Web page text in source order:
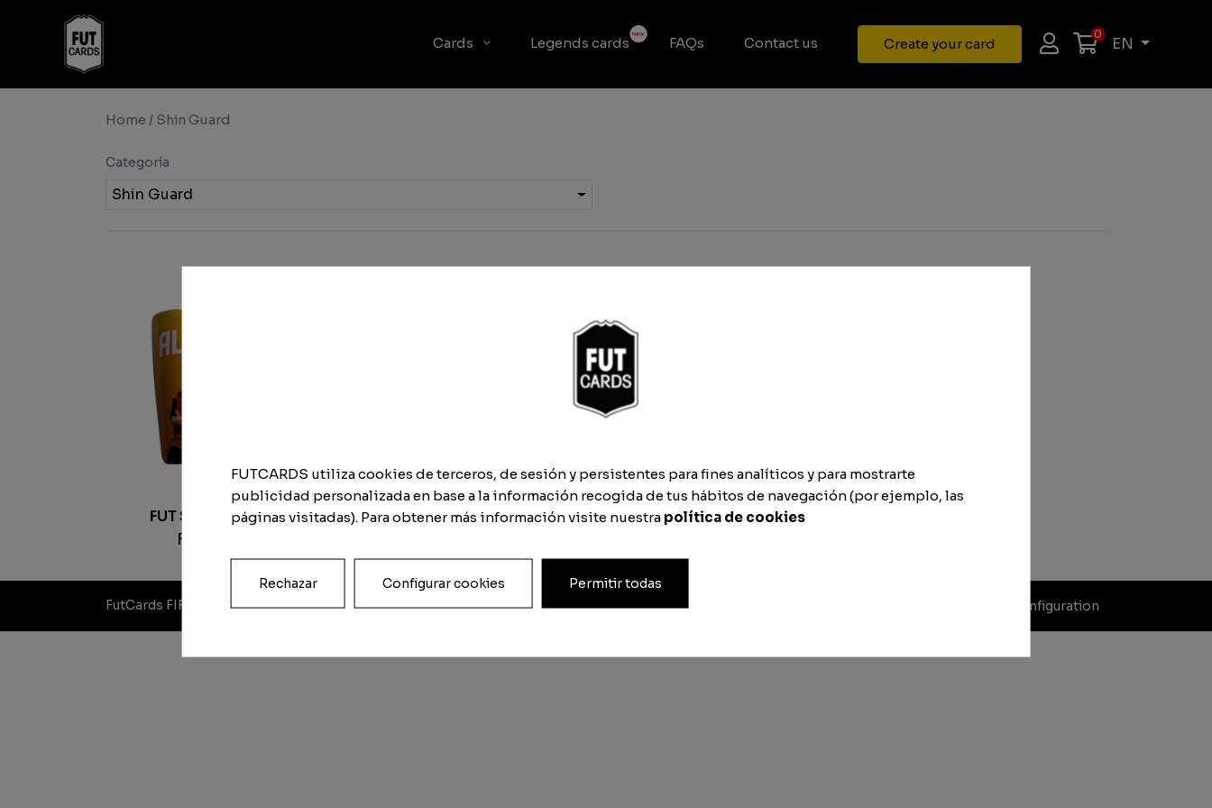
Cards Legends cards FAQs Contact us Create your card
0
EN
Home / Shin Guard
Categoría
Shin Guard
FUT Shin Guard BASIC
From
FUT Shin Guard PRO
FutCards FIFA 2020. All rights reserved. Cookie configuration
FUTCARDS utiliza cookies de terceros, de sesión y persistentes para fines analíticos y para mostrarte
publicidad personalizada en base a la información recogida de tus hábitos de navegación (por ejemplo, las
páginas visitadas). Para obtener más información visite nuestra política de cookies
Rechazar Configurar cookies Permitir todas